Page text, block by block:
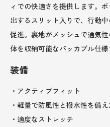
ィでの快適さを提供します。
出するスリット入りで、行動
促進。裏地がメッシュで通気
体を収納可能なパッカブル仕様
装備
・アクティブフィット
・軽量で防風性と撥水性を備
・適度なストレッチ